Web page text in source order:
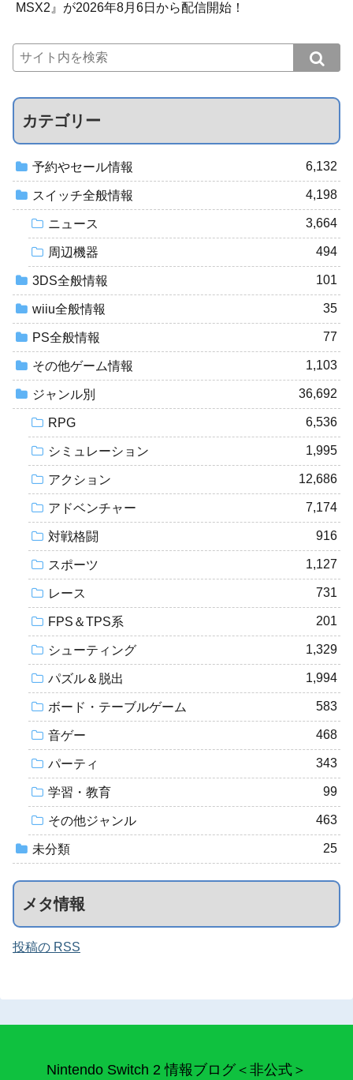
MSX2』が2026年8月6日から配信開始！
カテゴリー
予約やセール情報 6,132
スイッチ全般情報 4,198
ニュース 3,664
周辺機器 494
3DS全般情報 101
wiiu全般情報 35
PS全般情報 77
その他ゲーム情報 1,103
ジャンル別 36,692
RPG 6,536
シミュレーション 1,995
アクション 12,686
アドベンチャー 7,174
対戦格闘 916
スポーツ 1,127
レース 731
FPS＆TPS系 201
シューティング 1,329
パズル＆脱出 1,994
ボード・テーブルゲーム 583
音ゲー 468
パーティ 343
学習・教育 99
その他ジャンル 463
未分類 25
メタ情報
投稿の RSS
Nintendo Switch 2 情報ブログ＜非公式＞